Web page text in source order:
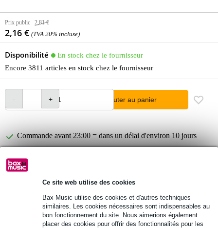
Ce site web utilise des cookies
Bax Music utilise des cookies et d'autres techniques
similaires. Les cookies nécessaires sont indispensables au
bon fonctionnement du site. Nous aimerions également
placer des cookies pour offrir des fonctionnalités pour les
Prix public 2,81 €
2,16 € (TVA 20% incluse)
Disponibilité
En stock chez le fournisseur
Encore 3811 articles en stock chez le fournisseur
Ajouter au panier
Commande avant 23:00 = dans un délai d'environ 10 jours
Retours gratuits
30 jours satisfait ou remboursé
Informations